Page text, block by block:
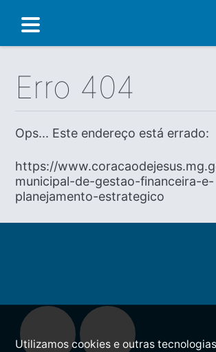
Erro 404
Ops... Este endereço está errado:
https://
municipal-de-gestao-financeira-e-
planejamento-estrategico
Utilizamos cookies e outras